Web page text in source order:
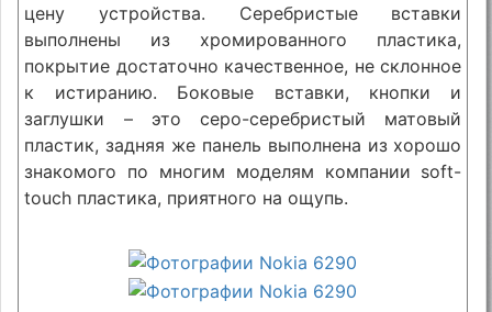
цену устройства. Серебристые вставки
выполнены из хромированного пластика,
покрытие достаточно качественное, не склонное
к истиранию. Боковые вставки, кнопки и
заглушки – это серо-серебристый матовый
пластик, задняя же панель выполнена из хорошо
знакомого по многим моделям компании soft-
touch пластика, приятного на ощупь.